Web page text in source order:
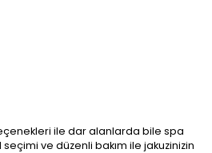
ile dar alanlarda bile spa
ve düzenli bakım ile jakuzinizin